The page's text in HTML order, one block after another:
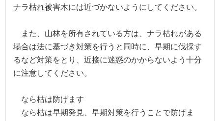
ナラ枯れ被害木には近づかないよ う に して く ださ い。
ま た 山林を所有さ れている方は ナラ枯れがある
場合は法に基づき 対策を行う と 同 時に 早期に伐採す
るなど対策をと り 近接に迷惑のかからないよ う 十分
に注意して く ださ い。
なら枯は防げま す
なら枯は早期発 見 早期対策を行う こ と で防げま